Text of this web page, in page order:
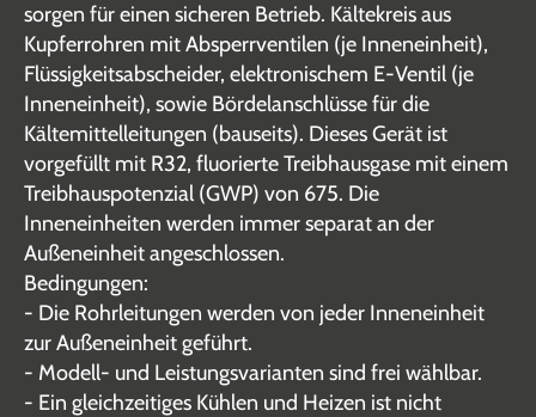
sorgen für einen sicheren Betrieb. Kältekreis aus
Kupferrohren mit Absperrventilen (je Inneneinheit),
Flüssigkeitsabscheider, elektronischem E-Ventil (je
Inneneinheit), sowie Bördelanschlüsse für die
Kältemittelleitungen (bauseits). Dieses Gerät ist
vorgefüllt mit R32, fluorierte Treibhausgase mit einem
Treibhauspotenzial (GWP) von 675. Die
Inneneinheiten werden immer separat an der
Außeneinheit angeschlossen.
Bedingungen:
- Die Rohrleitungen werden von jeder Inneneinheit
zur Außeneinheit geführt.
- Modell- und Leistungsvarianten sind frei wählbar.
- Ein gleichzeitiges Kühlen und Heizen ist nicht